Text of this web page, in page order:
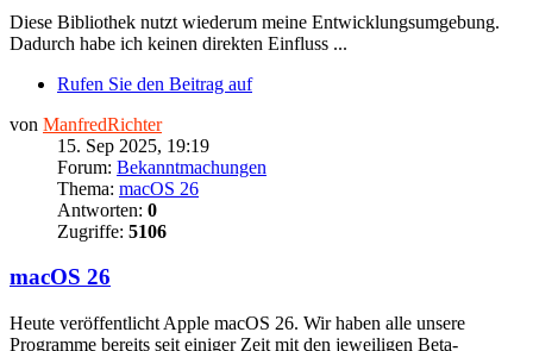
Diese Bibliothek nutzt wiederum meine Entwicklungsumgebung.
Dadurch habe ich keinen direkten Einfluss ...
Rufen Sie den Beitrag auf
von ManfredRichter
15. Sep 2025, 19:19
Forum: Bekanntmachungen
Thema: macOS 26
Antworten: 0
Zugriffe: 5106
macOS 26
Heute veröffentlicht Apple macOS 26. Wir haben alle unsere
Programme bereits seit einiger Zeit mit den jeweiligen Beta-